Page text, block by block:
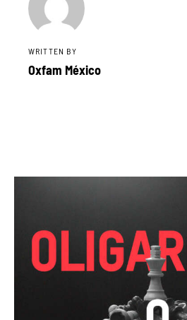
WRITTEN BY
Oxfam México